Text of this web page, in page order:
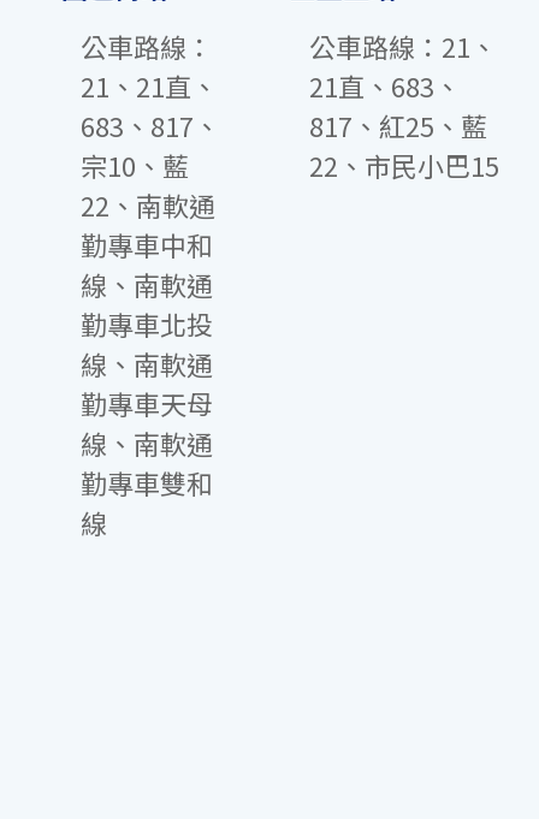
公車路線：
21、21直、
683、817、
宗10、藍
22、南軟通
勤專車中和
線、南軟通
勤專車北投
線、南軟通
勤專車天母
線、南軟通
勤專車雙和
線
公車路線：21、
21直、683、
817、紅25、藍
22、市民小巴15